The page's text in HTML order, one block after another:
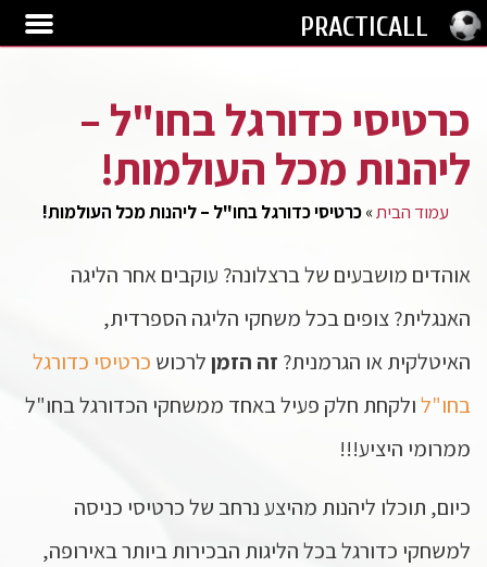
PRACTICALL
כרטיסי כדורגל בחו"ל –
ליהנות מכל העולמות!
עמוד הבית»כרטיסי כדורגל בחו"ל – ליהנות מכל העולמות!
אוהדים מושבעים של ברצלונה? עוקבים אחר הליגה
האנגלית? צופים בכל משחקי הליגה הספרדית,
האיטלקית או הגרמנית? זה הזמןלרכוש כרטיסי כדורגל
בחו"לולקחת חלק פעיל באחד ממשחקי הכדורגל בחו"ל
ממרומי היציע!!!
כיום, תוכלו ליהנות מהיצע נרחב של כרטיסי כניסה
למשחקי כדורגל בכל הליגות הבכירות ביותר באירופה,